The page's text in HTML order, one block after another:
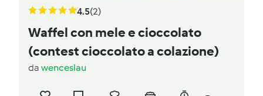
4.5(2)
Waffel con mele e cioccolato
(contest cioccolato a colazione)
da wenceslau